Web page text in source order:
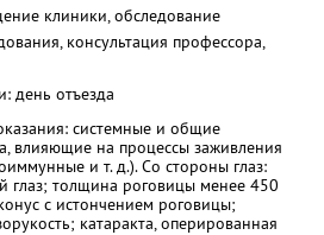
клиники, обследование
консультация профессора,
день отъезда
системные и общие
влияющие на процессы заживления
и т. д.). Со стороны глаз:
глаз; толщина роговицы менее 450
с истончением роговицы;
катаракта, оперированная